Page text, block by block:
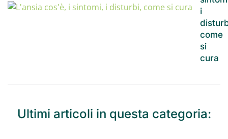
i
come
si
cura
Ultimi articoli in questa categoria: